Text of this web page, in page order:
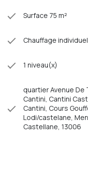
Surface 75 m²
Chauffage
1 niveau(x)
quartier Avenue De
Cantini, Cantini
Cantini, Cours
Lodi/castelane,
Castellane, 13006